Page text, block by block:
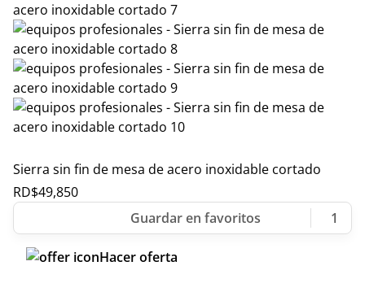
Sierra sin fin de mesa de acero inoxidable cortado
RD$49,850
1
Hacer oferta